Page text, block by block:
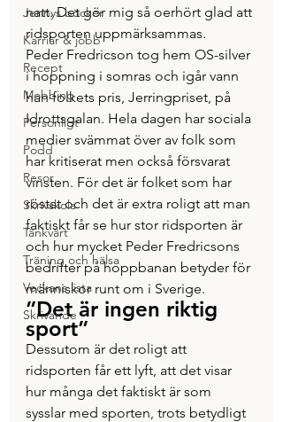
Jennys böcker
Karriär & jobb
Recept
Mobbing
Personligt
Podd
Resor
Skrivskola
Tänkvärt
Träning och hälsa
Veckans lista
Skrivande
natt. Det gör mig så oerhört glad att
ridsporten uppmärksammas.
Peder Fredricson tog hem OS-silver
i hoppning i somras och igår vann
han folkets pris, Jerringpriset, på
Idrottsgalan. Hela dagen har sociala
medier svämmat över av folk som
har kritiserat men också försvarat
vinsten. För det är folket som har
röstat och det är extra roligt att man
faktiskt får se hur stor ridsporten är
och hur mycket Peder Fredricsons
bedrifter på hoppbanan betyder för
människor runt om i Sverige.
”Det är ingen riktig
sport”
Dessutom är det roligt att
ridsporten får ett lyft, att det visar
hur många det faktiskt är som
sysslar med sporten, trots betydligt